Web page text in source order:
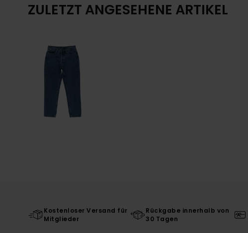
ZULETZT ANGESEHENE ARTIKEL
Kostenloser Versand für
Mitglieder
Rückgabe innerhalb von
30 Tagen